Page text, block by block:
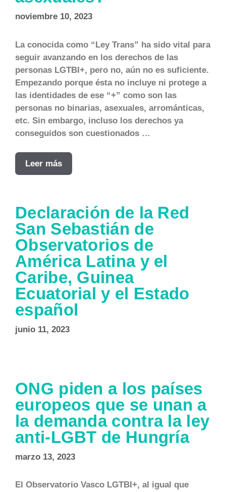
noviembre 10, 2023
La conocida como “Ley Trans” ha sido vital para
seguir avanzando en los derechos de las
personas LGTBI+, pero no, aún no es suficiente.
Empezando porque ésta no incluye ni protege a
las identidades de ese “+” como son las
personas no binarias, asexuales, arrománticas,
etc. Sin embargo, incluso los derechos ya
conseguidos son cuestionados …
Leer más
Declaración de la Red
San Sebastián de
Observatorios de
América Latina y el
Caribe, Guinea
Ecuatorial y el Estado
español
junio 11, 2023
ONG piden a los países
europeos que se unan a
la demanda contra la ley
anti-LGBT de Hungría
marzo 13, 2023
El Observatorio Vasco LGTBI+, al igual que